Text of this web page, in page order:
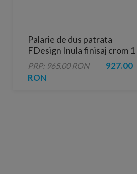
Palarie de dus patrata
FDesign Inula finisaj crom 1
functie 300x300 mm
PRP: 965.00 RON
927.00
RON